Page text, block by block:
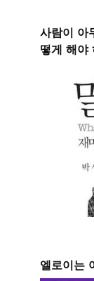
사람이 아
떻게 해야
엘로이는